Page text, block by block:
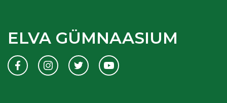
ELVA GÜMNAASIUM